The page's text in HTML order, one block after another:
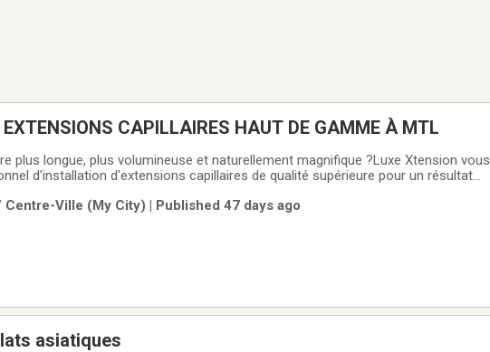
CAPILLAIRES HAUT DE GAMME À MTL
plus longue, plus volumineuse et naturellement magnifique ?Luxe Xtension vous
d'installation d'extensions capillaires de qualité supérieure pour un résultat
et deVille (My City) | Published 47 days ago
asiatiques